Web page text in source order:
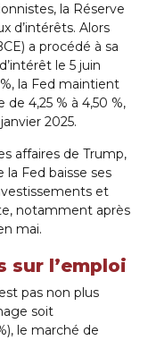
la Réserve
d’intérêts. Alors
a procédé à sa
le 5 juin
la Fed maintient
4,25 % à 4,50 %,
2025.
affaires de Trump,
la Fed baisse ses
et
notamment après
mai.
sur l’emploi
pas non plus
soit
le marché de